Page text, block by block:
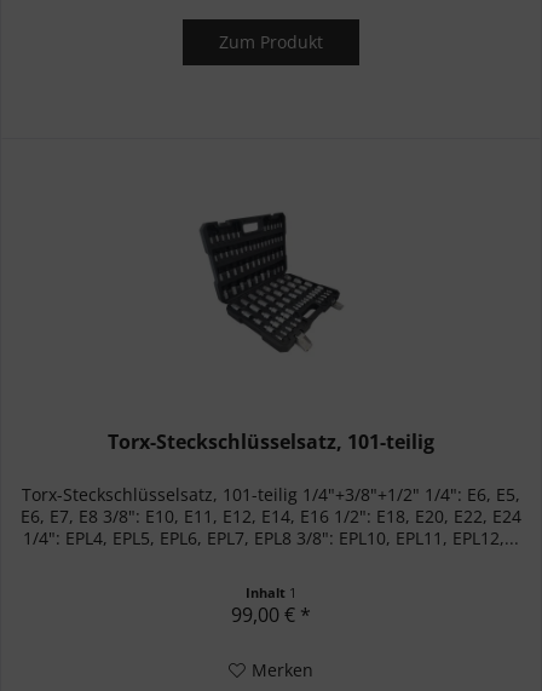
Zum Produkt
Torx-Steckschlüsselsatz, 101-teilig
Torx-Steckschlüsselsatz, 101-teilig 1/4"+3/8"+1/2" 1/4": E6, E5,
E6, E7, E8 3/8": E10, E11, E12, E14, E16 1/2": E18, E20, E22, E24
1/4": EPL4, EPL5, EPL6, EPL7, EPL8 3/8": EPL10, EPL11, EPL12,...
Inhalt 1
99,00 € *
Merken